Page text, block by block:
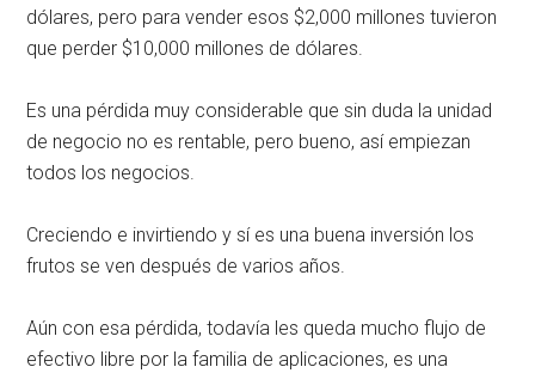
dólares, pero para vender esos $2,000 millones tuvieron
que perder $10,000 millones de dólares.
Es una pérdida muy considerable que sin duda la unidad
de negocio no es rentable, pero bueno, así empiezan
todos los negocios.
Creciendo e invirtiendo y sí es una buena inversión los
frutos se ven después de varios años.
Aún con esa pérdida, todavía les queda mucho flujo de
efectivo libre por la familia de aplicaciones, es una